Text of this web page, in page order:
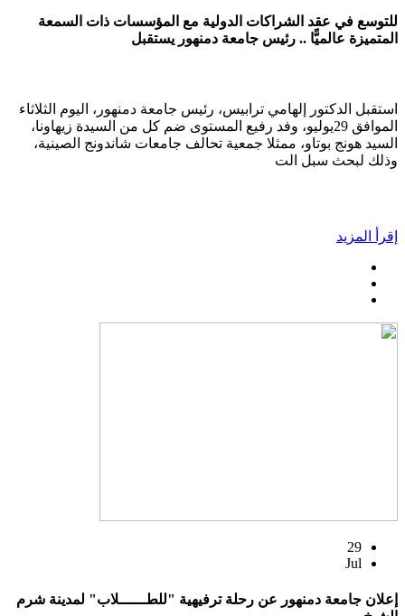
للتوسع في عقد الشراكات الدولية مع المؤسسات ذات السمعة
المتميزة عالميًّا .. رئيس جامعة دمنهور يستقبل
استقبل الدكتور إلهامي ترابيس، رئيس جامعة دمنهور، اليوم الثلاثاء
الموافق 29يوليو، وفد رفيع المستوى ضم كل من السيدة زيهاونا،
السيد هونج بوتاو، ممثلا جمعية تحالف جامعات شاندونج الصينية،
وذلك لبحث سبل الت
إقرأ المزيد
29
Jul
إعلان جامعة دمنهور عن رحلة ترفيهية "للطــــــلاب" لمدينة شرم